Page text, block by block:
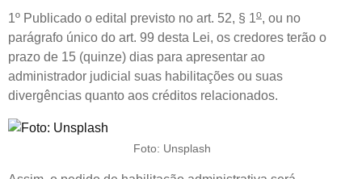
1º Publicado o edital previsto no art. 52, § 1o, ou no
parágrafo único do art. 99 desta Lei, os credores terão o
prazo de 15 (quinze) dias para apresentar ao
administrador judicial suas habilitações ou suas
divergências quanto aos créditos relacionados.
Foto: Unsplash